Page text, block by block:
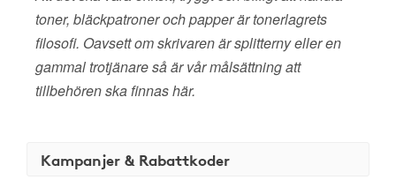
toner, bläckpatroner och papper är tonerlagrets
filosofi. Oavsett om skrivaren är splitterny eller en
gammal trotjänare så är vår målsättning att
tillbehören ska finnas här.
Kampanjer & Rabattkoder